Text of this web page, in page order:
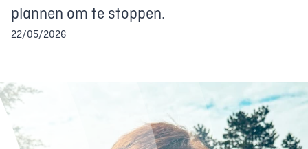
plannen om te stoppen.
22/05/2026